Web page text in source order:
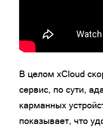
В целом xCloud
сервис, по сути,
карманных
показывает, что